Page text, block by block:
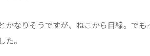
かなりそうですが、ねこから目線。でも
た。